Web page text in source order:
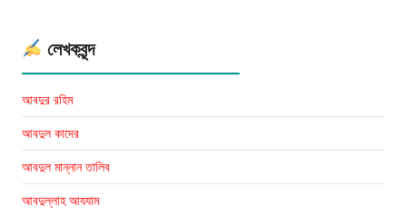
লেখকবৃন্দ
আবদুর রহিম
আবদুল কাদের
আবদুল মান্নান তালিব
আবদুল্লাহ আযযাম